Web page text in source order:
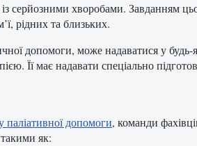
серйозними хворобами. Завданням
рідних та близьких.
допомоги, може надаватися у будь-
має надавати спеціально
паліативної допомоги, команди
як: